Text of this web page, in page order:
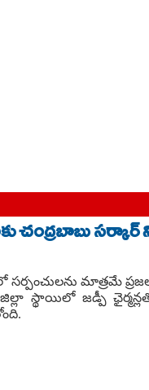
చంద్రబాబు సర్కార్
మాత్రమే ప్రజలు
స్థాయిలో జడ్పీ ఛైర్మన్లతో